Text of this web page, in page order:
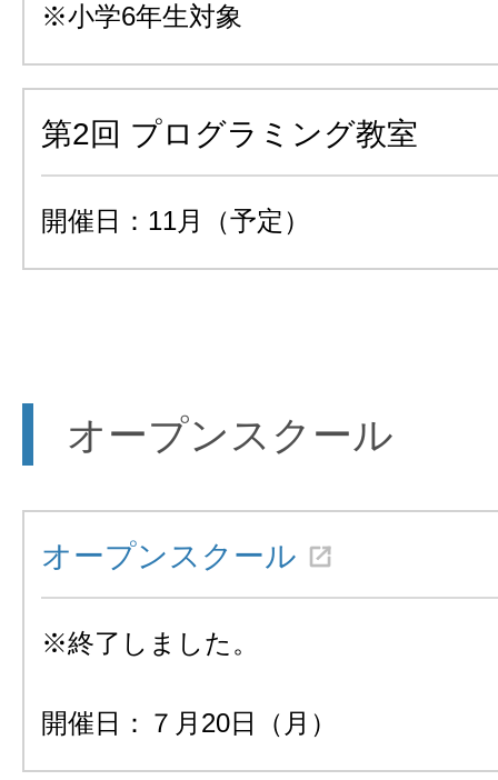
※小学6年生対象
第2回 プログラミング教室
開催日：11月（予定）
オープンスクール
オープンスクール
※終了しました。
開催日：７月20日（月）